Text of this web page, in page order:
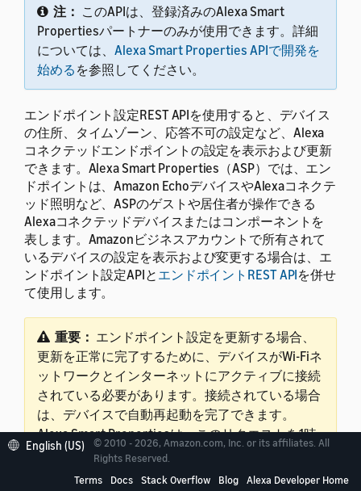
注： このAPIは、登録済みのAlexa Smart
Propertiesパートナーのみが使用できます。詳細
については、 Alexa Smart Properties APIで開発を
始める を参照してください。
エンドポイント設定REST APIを使用すると、デバイス
の住所、タイムゾーン、応答不可の設定など、Alexa
コネクテッドエンドポイントの設定を表示および更新
できます。Alexa Smart Properties（ASP）では、エン
ドポイントは、Amazon EchoデバイスやAlexaコネクテ
ッド照明など、ASPのゲストや居住者が操作できる
Alexaコネクテッドデバイスまたはコンポーネントを
表します。 Amazonビジネスアカウントで所有されて
いるデバイスの設定を表示および変更する場合は、エ
ンドポイント設定APIと エンドポイントREST APIを併せ
て使用します。
重要： エンドポイント設定を更新する場合、
更新を正常に完了するために、デバイスがWi-Fiネ
ットワークとインターネットにアクティブに接続
されている必要があります。接続されている場合
は、デバイスで自動再起動を完了できます。
Alexa Smart Propertiesは、このリクエストを1時
間再試行します。
English (US)
© 2010 - 2026, Amazon.com, Inc. or its affiliates. All
Rights Reserved.
Terms
Docs Stack Overflow Blog Alexa Developer Home